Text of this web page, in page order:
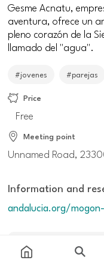
Gesme Acnatu,
aventura, ofrece un
pleno corazón de la
llamado del "agua".
#jovenes #parejas
Price
Free
Meeting point
Unnamed Road,
Information and
andalucia.org/
Additional